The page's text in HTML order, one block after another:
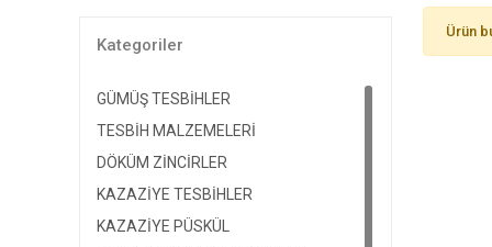
Kategoriler
GÜMÜŞ TESBİHLER
TESBİH MALZEMELERİ
DÖKÜM ZİNCİRLER
KAZAZİYE TESBİHLER
KAZAZİYE PÜSKÜL
Ürün